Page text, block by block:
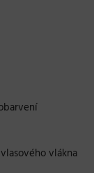
vlákna